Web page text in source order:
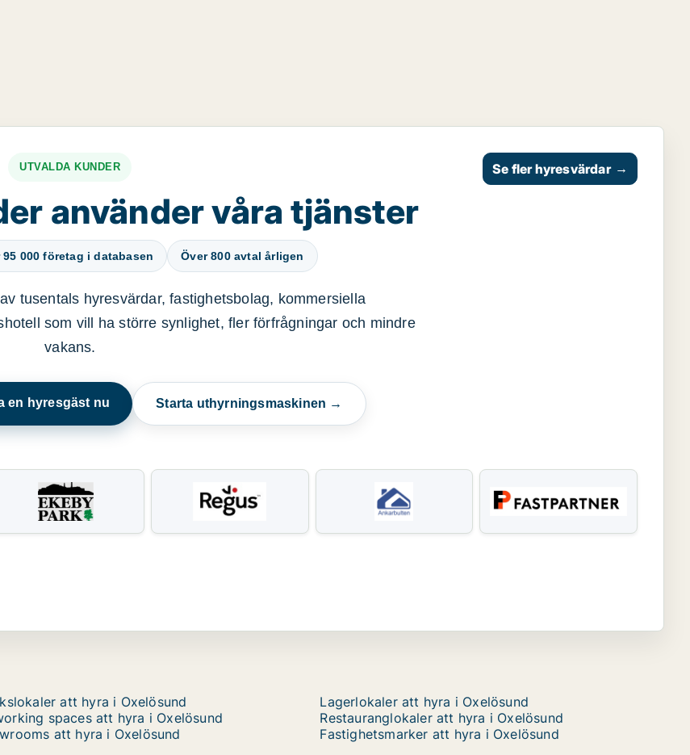
UTVALDA KUNDER
använder våra tjänster
95 000 företag i databasen Över 800 avtal årligen
tusentals hyresvärdar, fastighetsbolag, kommersiella
som vill ha större synlighet, fler förfrågningar och mindre
vakans.
en hyresgäst nu Starta uthyrningsmaskinen →
Se fler hyresvärdar →
att hyra i Oxelösund
Lagerlokaler att hyra i Oxelösund
spaces att hyra i Oxelösund
Restauranglokaler att hyra i Oxelösund
att hyra i Oxelösund
Fastighetsmarker att hyra i Oxelösund